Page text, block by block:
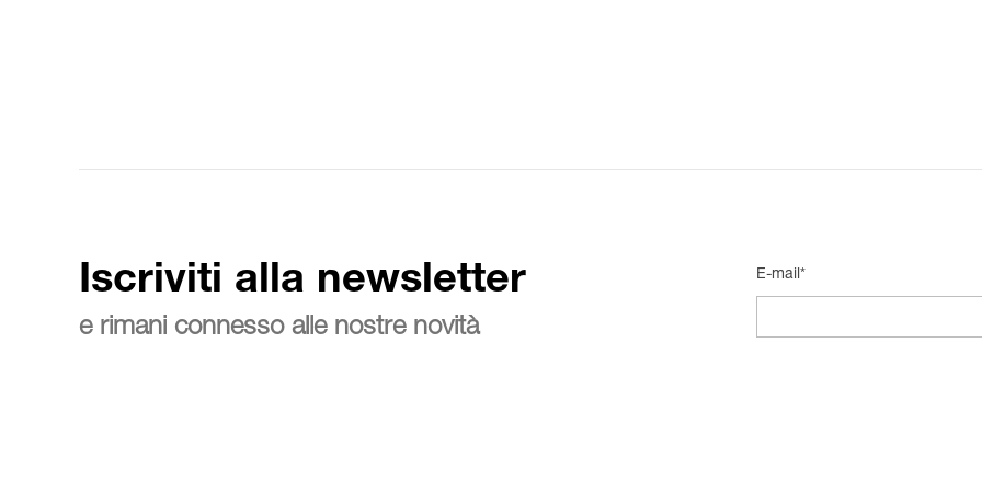
Iscriviti alla newsletter
e rimani connesso alle nostre novità
E-mail*